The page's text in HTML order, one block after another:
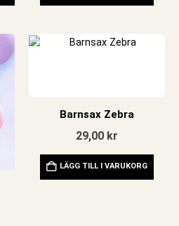
Barnsax Zebra
29,00 kr
LÄGG TILL I VARUKORG